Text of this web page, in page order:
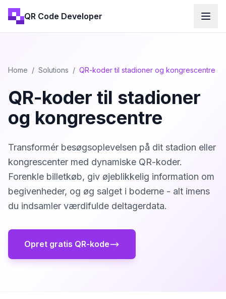
QR Code Developer
Home / Solutions / QR-koder til stadioner og kongrescentre
QR-koder til stadioner
og kongrescentre
Transformér besøgsoplevelsen på dit stadion eller
kongrescenter med dynamiske QR-koder.
Forenkle billetkøb, giv øjeblikkelig information om
begivenheder, og øg salget i boderne - alt imens
du indsamler værdifulde deltagerdata.
Opret gratis QR-kode